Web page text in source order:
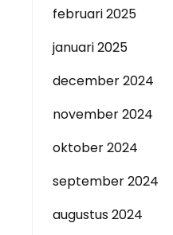
februari 2025
januari 2025
december 2024
november 2024
oktober 2024
september 2024
augustus 2024